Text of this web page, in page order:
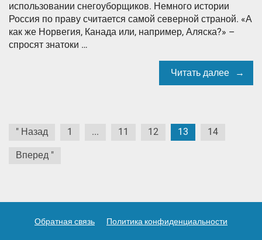
использовании снегоуборщиков. Немного истории
Россия по праву считается самой северной страной. «А
как же Норвегия, Канада или, например, Аляска?» –
спросят знатоки …
Читать далее
Навигация
по
" Назад 1 ... 11 12 13 14
Вперед "
Обратная связь Политика конфиденциальности